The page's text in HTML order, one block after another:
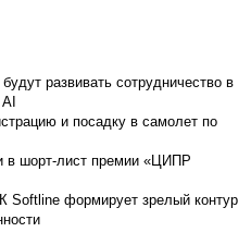
развивать сотрудничество в
и посадку в самолет по
в шорт-лист премии «ЦИПР
Softline формирует зрелый контур